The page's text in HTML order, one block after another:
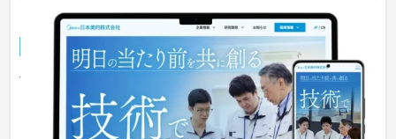
日本美的株式会社
企業サイト 製造業
世界最大級の家電メーカー・Mideaグループの日本拠点として、
ミドル・ハイレベルのエンジニア採用強化を目的にコーポレー